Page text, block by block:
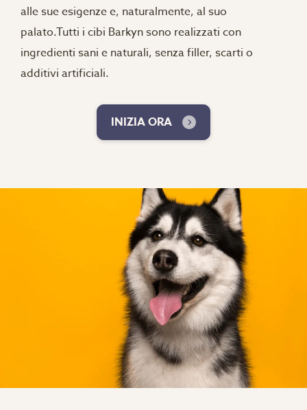
alle sue esigenze e, naturalmente, al suo
palato.Tutti i cibi Barkyn sono realizzati con
ingredienti sani e naturali, senza filler, scarti o
additivi artificiali.
INIZIA ORA